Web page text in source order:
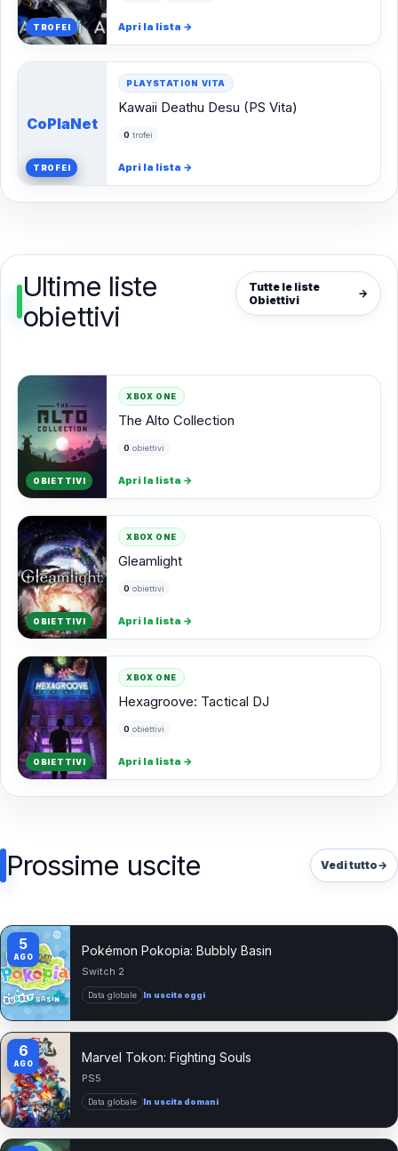
TROFEI Apri la lista →
CoPlaNet
TROFEI
PLAYSTATION VITA
Kawaii Deathu Desu (PS Vita)
0 trofei
Apri la lista →
Ultime liste
obiettivi
Tutte le liste
Obiettivi
→
OBIETTIVI
XBOX ONE
The Alto Collection
0 obiettivi
Apri la lista →
OBIETTIVI
XBOX ONE
Gleamlight
0 obiettivi
Apri la lista →
OBIETTIVI
XBOX ONE
Hexagroove: Tactical DJ
0 obiettivi
Apri la lista →
Prossime uscite Vedi tutto→
5
AGO Pokémon Pokopia: Bubbly Basin
Switch 2
Data globale In uscita oggi
6
AGO Marvel Tokon: Fighting Souls
PS5
Data globale In uscita domani